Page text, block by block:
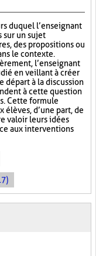
duquel l’enseignant
sur un sujet
des propositions ou
le contexte.
l’enseignant
en veillant à créer
départ à la discussion
à cette question
Cette formule
élèves, d’une part, de
valoir leurs idées
aux interventions